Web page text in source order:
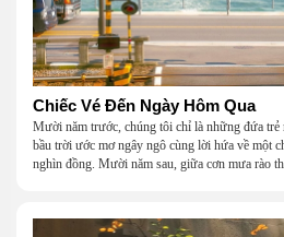
Chiếc Vé Đến Ngày Hôm Qua
Mười năm trước, chúng tôi chỉ là những đứa
bầu trời ước mơ ngây ngô cùng lời hứa về một
nghìn đồng. Mười năm sau, giữa cơn mưa rào